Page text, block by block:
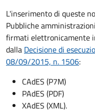
L'inserimento di queste
Pubbliche
firmati elettronicamente
dalla Decisione di
08/09/2015, n. 1506:
CAdES (P7M)
PAdES (PDF)
XAdES (XML).